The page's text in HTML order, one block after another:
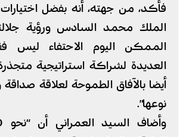
فأكد، من جهته، أنه بفضل
الملك محمد السادس ورؤية
الممكن اليوم الاحتفاء ليس
العديدة لشراكة استراتيجية متجذرة
أيضا بالآفاق الطموحة لعلاقة
نوعها”.